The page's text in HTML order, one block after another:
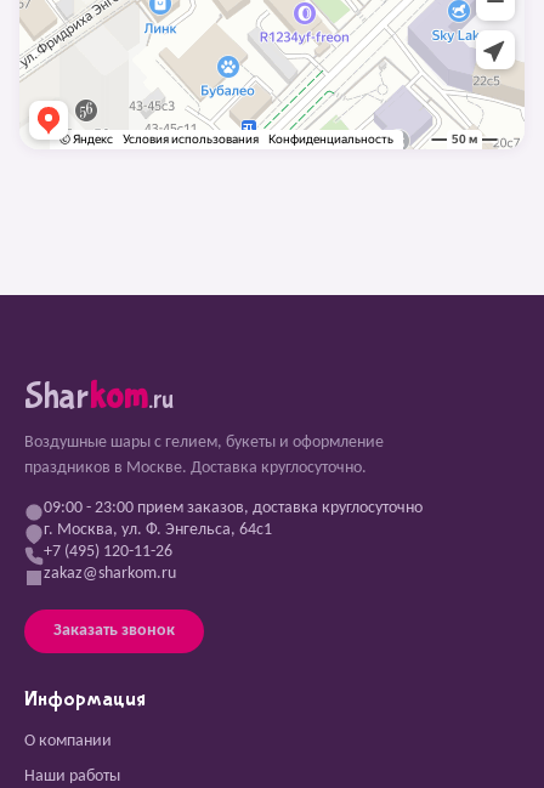
Sharkom.ru
Воздушные шары с гелием, букеты и оформление
праздников в Москве. Доставка круглосуточно.
09:00 - 23:00 прием заказов, доставка круглосуточно
г. Москва, ул. Ф. Энгельса, 64с1
+7 (495) 120-11-26
zakaz@sharkom.ru
Заказать звонок
Информация
О компании
Наши работы